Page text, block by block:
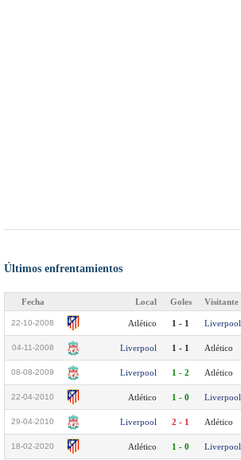
Últimos enfrentamientos
Fecha Local Goles Visitante
22-10-2008 Atlético 1 - 1 Liverpool
04-11-2008 Liverpool 1 - 1 Atlético
08-08-2009 Liverpool 1 - 2 Atlético
22-04-2010 Atlético 1 - 0 Liverpool
29-04-2010 Liverpool 2 - 1 Atlético
18-02-2020 Atlético 1 - 0 Liverpool